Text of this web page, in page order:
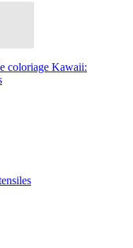
coloriage Kawaii: